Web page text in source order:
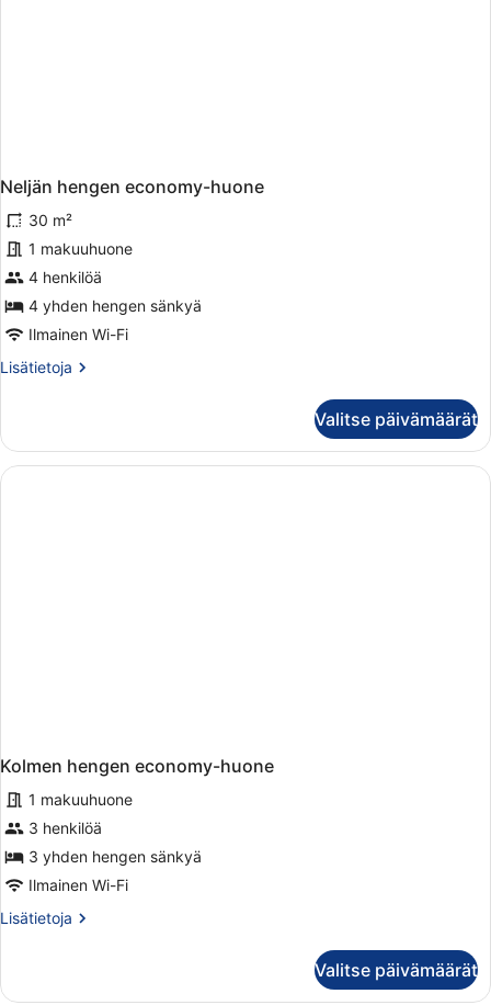
Neljän hengen economy-huone
30 m²
1 makuuhuone
4 henkilöä
4 yhden hengen sänkyä
Ilmainen Wi-Fi
Lisätietoja
Lisätietoja
economy-
huone
Valitse päivämäärät
Kolmen hengen economy-huone
1 makuuhuone
3 henkilöä
3 yhden hengen sänkyä
Ilmainen Wi-Fi
Lisätietoja
Lisätietoja
economy-
Valitse päivämäärät